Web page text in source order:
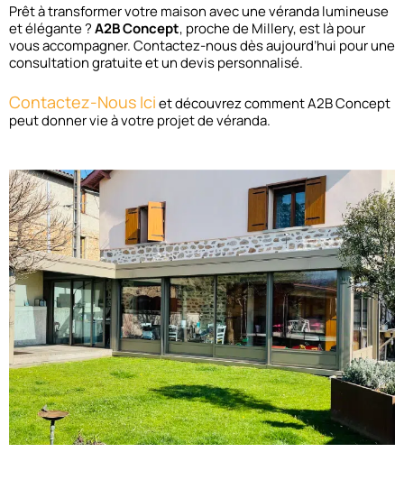
Prêt à transformer votre maison avec une véranda lumineuse
et élégante ?A2B Concept, proche de Millery, est là pour
vous accompagner. Contactez-nous dès aujourd’hui pour une
consultation gratuite et un devis personnalisé.
Contactez-Nous Iciet découvrez comment A2B Concept
peut donner vie à votre projet de véranda.